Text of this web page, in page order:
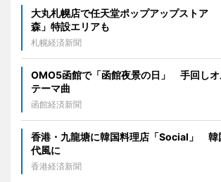
大丸札幌店で任天堂ポップアップストア
森」特設エリアも
札幌経済新聞
OMO5函館で「函館夜景の日」 手回しオ
テーマ曲
函館経済新聞
香港・九龍塘に韓国料理店「Social」 韓
代風に
香港経済新聞